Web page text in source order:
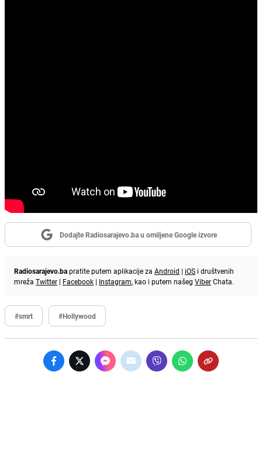
Dodajte Radiosarajevo.ba u omiljene Google izvore
Radiosarajevo.bapratite putem aplikacije za Android | iOS i društvenih
mreža Twitter | Facebook | Instagram, kao i putem našeg ViberChata.
#smrt #Hollywood